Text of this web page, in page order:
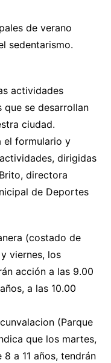
de verano
sedentarismo.
actividades
se desarrollan
ciudad.
el formulario y
dirigidas
directora
de Deportes
(costado de
viernes, los
acción a las 9.00
a las 10.00
(Parque
que los martes,
a 11 años, tendrán